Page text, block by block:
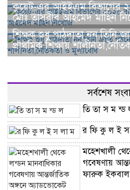
কুয়েট-এর আইইএম বিভাগের
মোঃ তাসরীব আহমেদ মাহিন
শিক্ষক শুধু পাঠদাতা নন,তিনি
প্রাথমিক শিক্ষায়
সর্বশেষ
তি তা স ম ন্ড
র ফি কু ল ই
মহেশখালী
গবেষণায়
ফারুক ইকবাল